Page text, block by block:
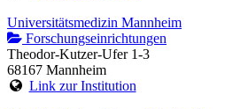
Universitätsmedizin Mannheim
Forschungseinrichtungen
Theodor-Kutzer-Ufer 1-3
68167 Mannheim
Link zur Institution